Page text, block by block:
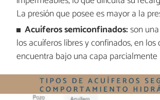
La presión que posee es mayor a la
Acuíferos semiconfinados:son
los acuíferos libres y confinados, en
encuentra bajo una capa